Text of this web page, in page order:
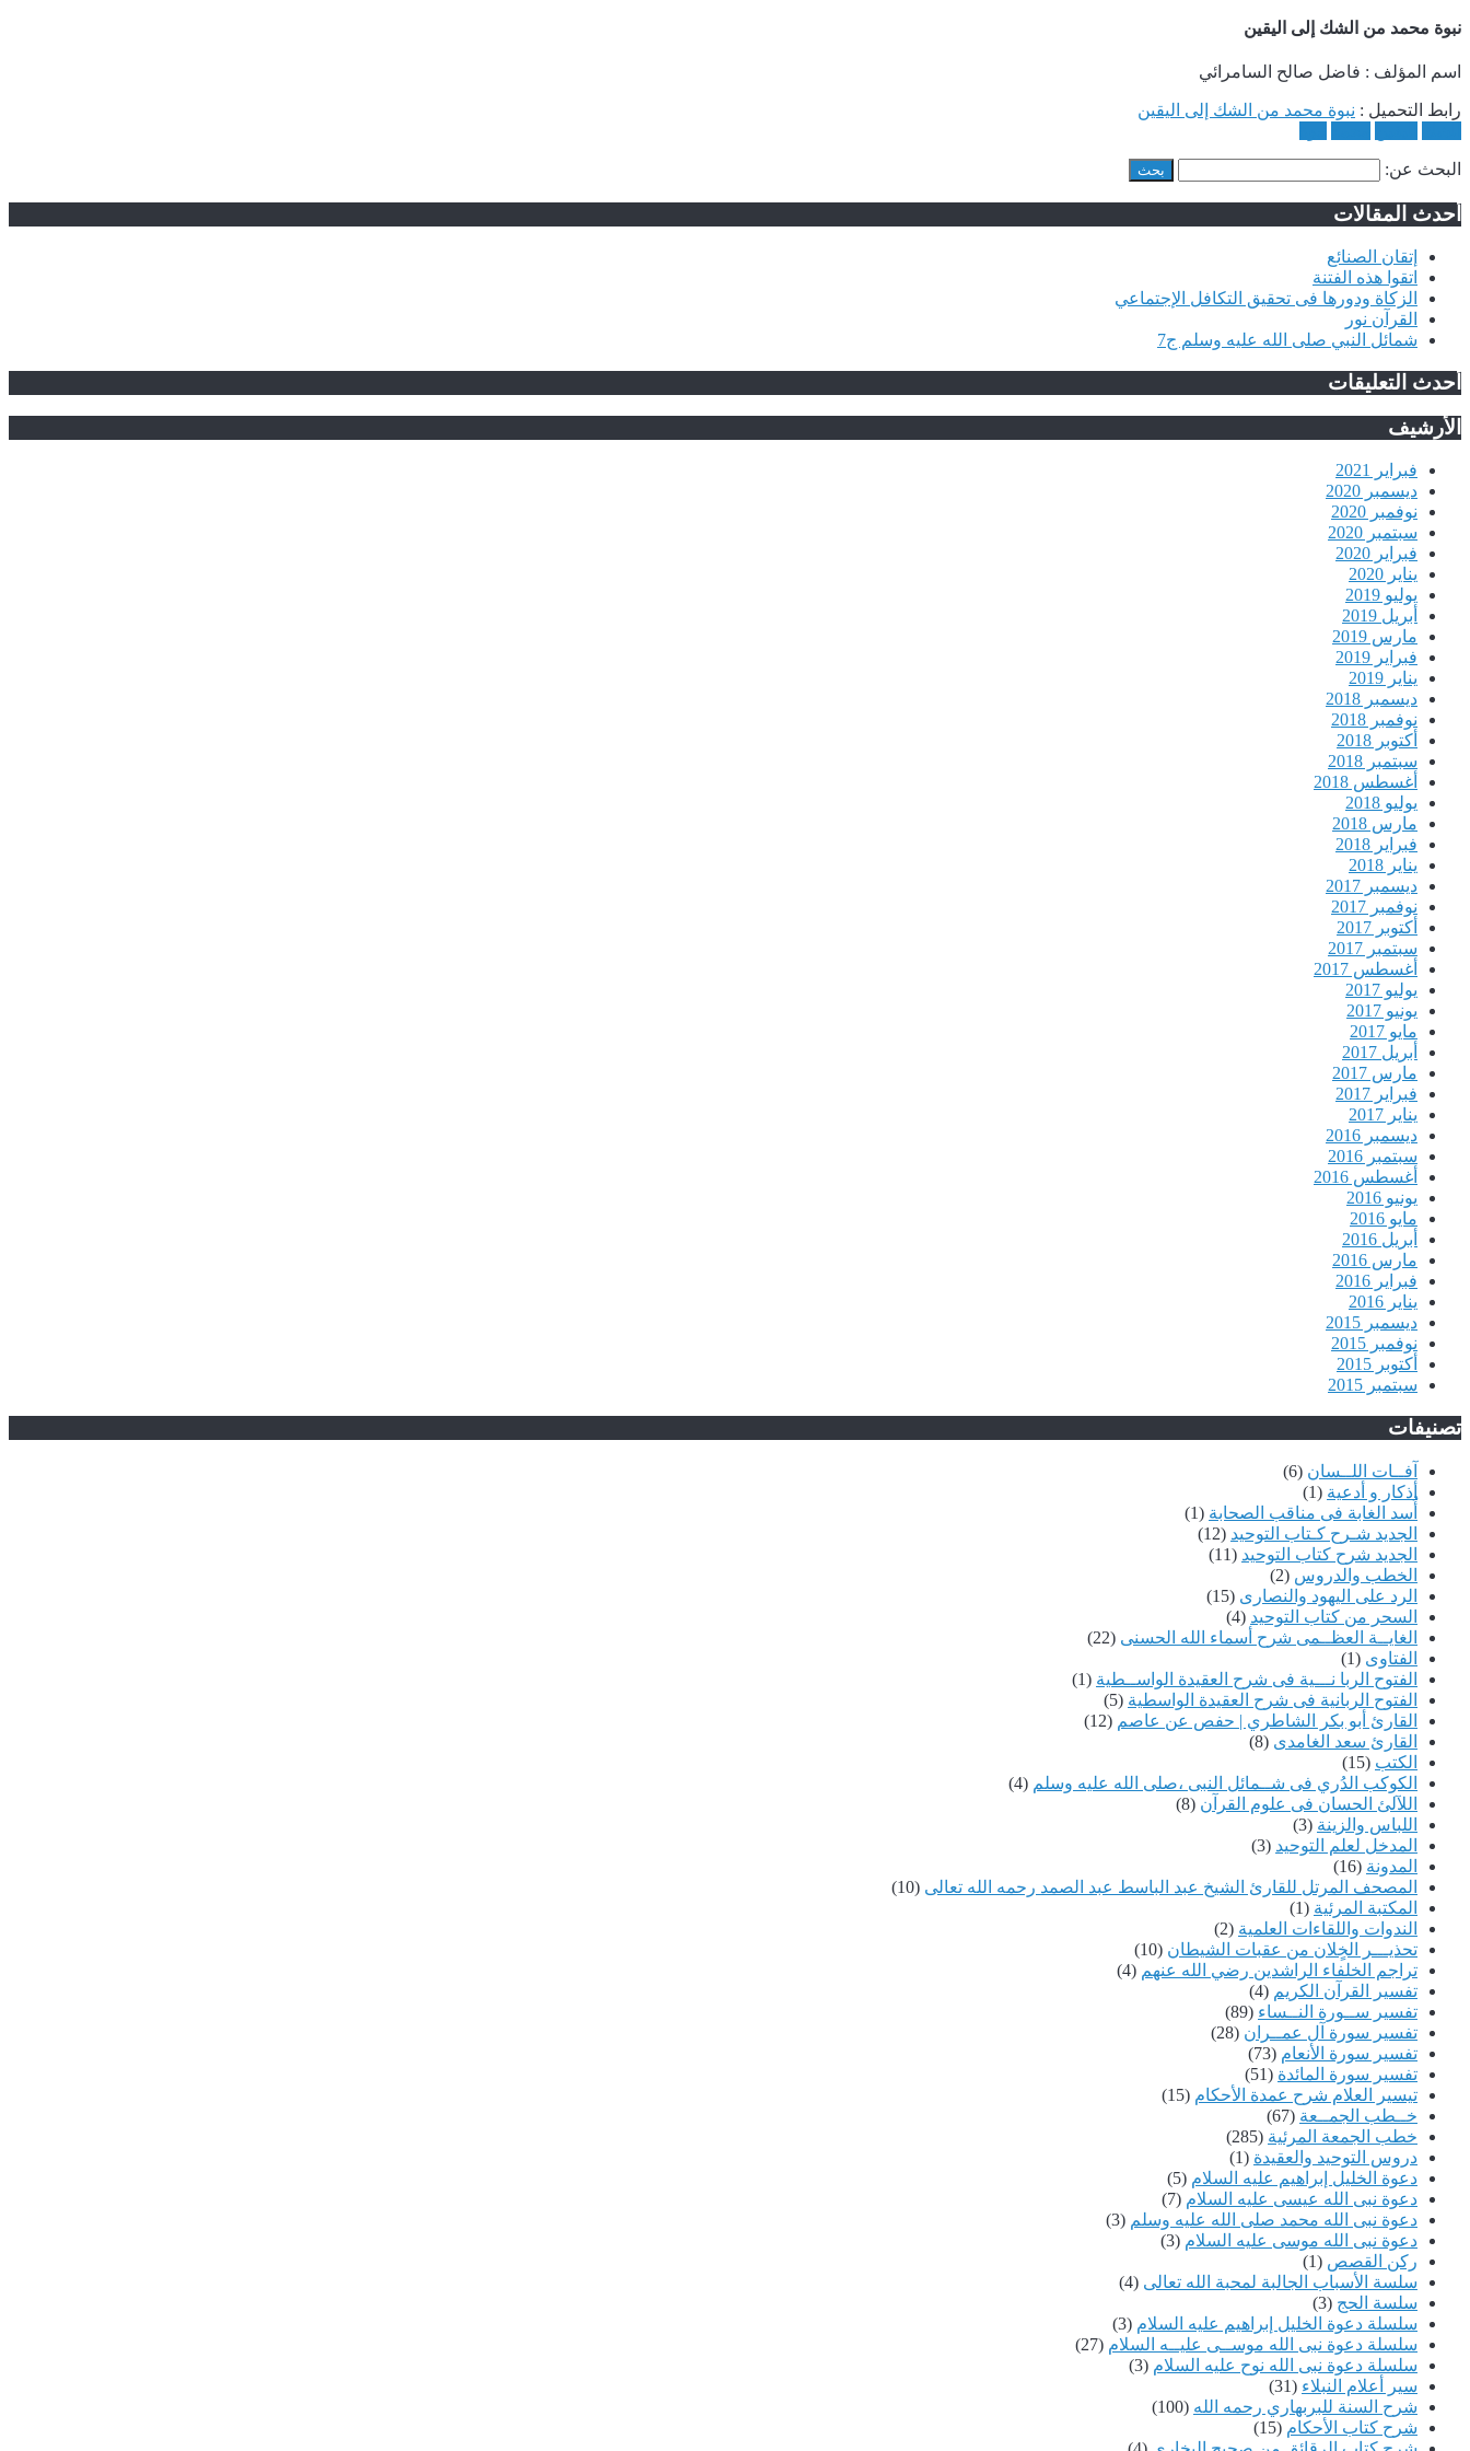
نبوة محمد من الشك إلى اليقين
اسم المؤلف : فاضل صالح السامرائي
رابط التحميل : نبوة محمد من الشك إلى اليقين
البحث عن:
أحدث المقالات
إتقان الصنائع
اتقوا هذه الفتنة
الزكاة ودورها فى تحقيق التكافل الإجتماعي
القرآن نور
شمائل النبي صلى الله عليه وسلم ج7
أحدث التعليقات
الأرشيف
فبراير 2021
ديسمبر 2020
نوفمبر 2020
سبتمبر 2020
فبراير 2020
يناير 2020
يوليو 2019
أبريل 2019
مارس 2019
فبراير 2019
يناير 2019
ديسمبر 2018
نوفمبر 2018
أكتوبر 2018
سبتمبر 2018
أغسطس 2018
يوليو 2018
مارس 2018
فبراير 2018
يناير 2018
ديسمبر 2017
نوفمبر 2017
أكتوبر 2017
سبتمبر 2017
أغسطس 2017
يوليو 2017
يونيو 2017
مايو 2017
أبريل 2017
مارس 2017
فبراير 2017
يناير 2017
ديسمبر 2016
سبتمبر 2016
أغسطس 2016
يونيو 2016
مايو 2016
أبريل 2016
مارس 2016
فبراير 2016
يناير 2016
ديسمبر 2015
نوفمبر 2015
أكتوبر 2015
سبتمبر 2015
تصنيفات
آفــات اللــسان (6)
أذكار و أدعية (1)
أُسد الغابة فى مناقب الصحابة (1)
الجديد شـرح كـتاب التوحيد (12)
الجديد شرح كتاب التوحيد (11)
الخطب والدروس (2)
الرد على اليهود والنصارى (15)
السحر من كتاب التوحيد (4)
الغايــة العظــمى شرح أسماء الله الحسنى (22)
الفتاوى (1)
الفتوح الربا نـــية فى شرح العقيدة الواســطية (1)
الفتوح الربانية فى شرح العقيدة الواسطية (5)
القارئ أبو بكر الشاطري | حفص عن عاصم (12)
القارئ سعد الغامدى (8)
الكتب (15)
الكوكب الدُري فى شــمائل النبى ،صلى الله عليه وسلم (4)
اللآلئ الحسان فى علوم القرآن (8)
اللباس والزينة (3)
المدخل لعلم التوحيد (3)
المدونة (16)
المصحف المرتل للقارئ الشيخ عبد الباسط عبد الصمد رحمه الله تعالى (10)
المكتبة المرئية (1)
الندوات واللقاءات العلمية (2)
تحذيـــر الخٍلان من عقبات الشيطان (10)
تراجم الخلفاء الراشدين رضي الله عنهم (4)
تفسير القرآن الكريم (4)
تفسير ســورة النــساء (89)
تفسير سورة آل عمــران (28)
تفسير سورة الأنعام (73)
تفسير سورة المائدة (51)
تيسير العلام شرح عمدة الأحكام (15)
خــطب الجمــعة (67)
خطب الجمعة المرئية (285)
دروس التوحيد والعقيدة (1)
دعوة الخليل إبراهيم عليه السلام (5)
دعوة نبى الله عيسى عليه السلام (7)
دعوة نبى الله محمد صلى الله عليه وسلم (3)
دعوة نبى الله موسى عليه السلام (3)
ركن القصص (1)
سلسة الأسباب الجالبة لمحبة الله تعالى (4)
سلسة الحج (3)
سلسلة دعوة الخليل إبراهيم عليه السلام (3)
سلسلة دعوة نبى الله موســى عليــه السلام (27)
سلسلة دعوة نبى الله نوح عليه السلام (3)
سير أعلام النبلاء (31)
شرح السنة للبربهاري رحمه الله (100)
شرح كتاب الأحكام (15)